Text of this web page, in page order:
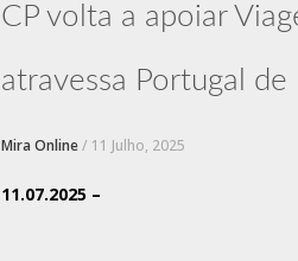
CP volta a apoiar
atravessa Portugal de
Mira Online/ 11 Julho, 2025
11.07.2025 –